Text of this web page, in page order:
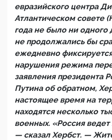
евразийского центра
Атлантическом совете
года не было ни одного
не продолжались бы
ежедневно
нарушения режима
заявления президента
Путина об обратном,
настоящее время на
находятся несколько
военных. «Россия
— сказал Хербст. —